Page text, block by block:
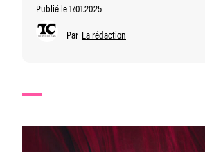
Publié le 17.01.2025
Par La rédaction